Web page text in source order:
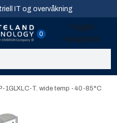
IT og overvåkning
0
Toggle
navigation
1GLXLC-T. wide temp -40-85°C